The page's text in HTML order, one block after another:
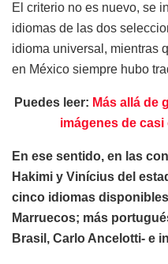
El criterio no es nuevo, se
idiomas de las dos
idioma universal, mientras
en México siempre hubo
Puedes leer: Más allá de
imágenes de casi
En ese sentido, en las
Hakimi y Vinícius del
cinco idiomas
Marruecos; más
Brasil, Carlo Ancelotti- e